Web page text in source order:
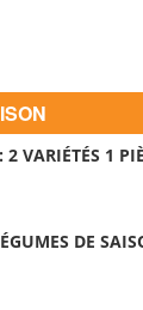
2 VARIÉTÉS 1
DE